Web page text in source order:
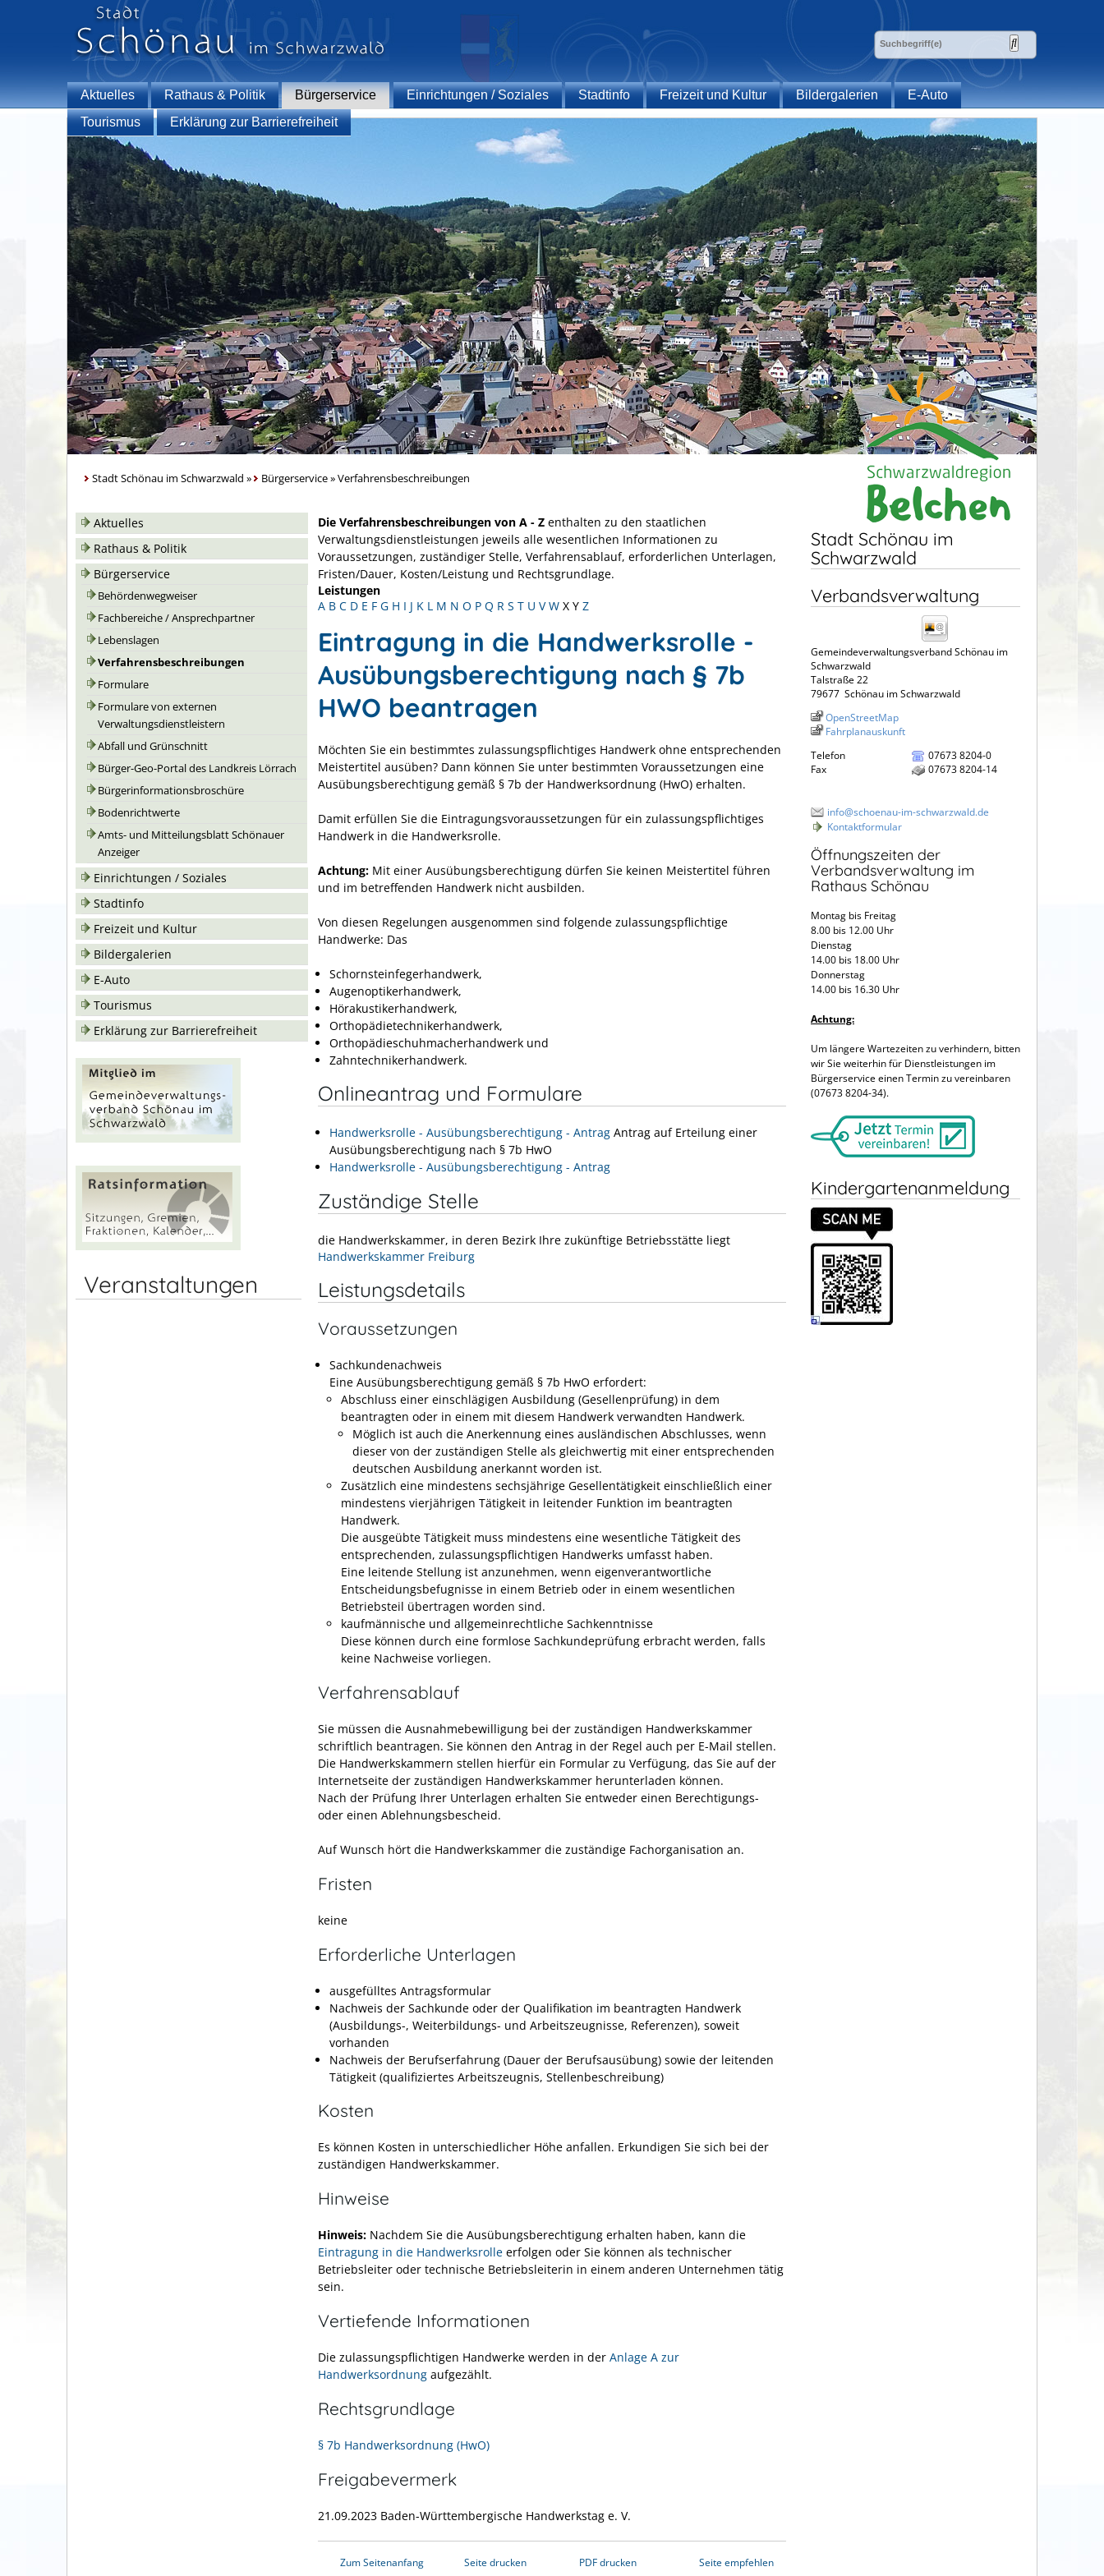
Aktuelles Rathaus & Politik Bürgerservice Einrichtungen / Soziales Stadtinfo Freizeit und Kultur Bildergalerien
E-Auto
Tourismus
Erklärung zur Barrierefreiheit
Stadt Schönau im Schwarzwald » Bürgerservice»Verfahrensbeschreibungen
Aktuelles
Rathaus & Politik
Bürgerservice
Behördenwegweiser
Fachbereiche / Ansprechpartner
Lebenslagen
Verfahrensbeschreibungen
Formulare
Formulare von externen
Verwaltungsdienstleistern
Abfall und Grünschnitt
Bürger-Geo-Portal des Landkreis Lörrach
Bürgerinformationsbroschüre
Bodenrichtwerte
Amts- und Mitteilungsblatt Schönauer
Anzeiger
Einrichtungen / Soziales
Stadtinfo
Freizeit und Kultur
Bildergalerien
E-Auto
Tourismus
Erklärung zur Barrierefreiheit
Veranstaltungen
Die Verfahrensbeschreibungen von A - Z enthalten zu den staatlichen
Verwaltungsdienstleistungen jeweils alle wesentlichen Informationen zu
Voraussetzungen, zuständiger Stelle, Verfahrensablauf, erforderlichen Unterlagen,
Fristen/Dauer, Kosten/Leistung und Rechtsgrundlage.
Leistungen
A B C D E F G H I J K L M N O P Q R S T U V W X Y Z
Eintragung in die Handwerksrolle -
Ausübungsberechtigung nach § 7b
HWO beantragen
Möchten Sie ein bestimmtes zulassungspflichtiges Handwerk ohne entsprechenden
Meistertitel ausüben? Dann können Sie unter bestimmten Voraussetzungen eine
Ausübungsberechtigung gemäß § 7b der Handwerksordnung (HwO) erhalten.
Damit erfüllen Sie die Eintragungsvoraussetzungen für ein zulassungspflichtiges
Handwerk in die Handwerksrolle.
Achtung: Mit einer Ausübungsberechtigung dürfen Sie keinen Meistertitel führen
und im betreffenden Handwerk nicht ausbilden.
Von diesen Regelungen ausgenommen sind folgende zulassungspflichtige
Handwerke: Das
Schornsteinfegerhandwerk,
Augenoptikerhandwerk,
Hörakustikerhandwerk,
Orthopädietechnikerhandwerk,
Orthopädieschuhmacherhandwerk und
Zahntechnikerhandwerk.
Onlineantrag und Formulare
Handwerksrolle - Ausübungsberechtigung - Antrag Antrag auf Erteilung einer
Ausübungsberechtigung nach § 7b HwO
Handwerksrolle - Ausübungsberechtigung - Antrag
Zuständige Stelle
die Handwerkskammer, in deren Bezirk Ihre zukünftige Betriebsstätte liegt
Handwerkskammer Freiburg
Leistungsdetails
Voraussetzungen
Sachkundenachweis
Eine Ausübungsberechtigung gemäß § 7b HwO erfordert:
Abschluss einer einschlägigen Ausbildung (Gesellenprüfung) in dem
beantragten oder in einem mit diesem Handwerk verwandten Handwerk.
Möglich ist auch die Anerkennung eines ausländischen Abschlusses, wenn
dieser von der zuständigen Stelle als gleichwertig mit einer entsprechenden
deutschen Ausbildung anerkannt worden ist.
Zusätzlich eine mindestens sechsjährige Gesellentätigkeit einschließlich einer
mindestens vierjährigen Tätigkeit in leitender Funktion im beantragten
Handwerk.
Die ausgeübte Tätigkeit muss mindestens eine wesentliche Tätigkeit des
entsprechenden, zulassungspflichtigen Handwerks umfasst haben.
Eine leitende Stellung ist anzunehmen, wenn eigenverantwortliche
Entscheidungsbefugnisse in einem Betrieb oder in einem wesentlichen
Betriebsteil übertragen worden sind.
kaufmännische und allgemeinrechtliche Sachkenntnisse
Diese können durch eine formlose Sachkundeprüfung erbracht werden, falls
keine Nachweise vorliegen.
Verfahrensablauf
Sie müssen die Ausnahmebewilligung bei der zuständigen Handwerkskammer
schriftlich beantragen. Sie können den Antrag in der Regel auch per E-Mail stellen.
Die Handwerkskammern stellen hierfür ein Formular zu Verfügung, das Sie auf der
Internetseite der zuständigen Handwerkskammer herunterladen können.
Nach der Prüfung Ihrer Unterlagen erhalten Sie entweder einen Berechtigungs-
oder einen Ablehnungsbescheid.
Auf Wunsch hört die Handwerkskammer die zuständige Fachorganisation an.
Fristen
keine
Erforderliche Unterlagen
ausgefülltes Antragsformular
Nachweis der Sachkunde oder der Qualifikation im beantragten Handwerk
(Ausbildungs-, Weiterbildungs- und Arbeitszeugnisse, Referenzen), soweit
vorhanden
Nachweis der Berufserfahrung (Dauer der Berufsausübung) sowie der leitenden
Tätigkeit (qualifiziertes Arbeitszeugnis, Stellenbeschreibung)
Kosten
Es können Kosten in unterschiedlicher Höhe anfallen. Erkundigen Sie sich bei der
zuständigen Handwerkskammer.
Hinweise
Hinweis: Nachdem Sie die Ausübungsberechtigung erhalten haben, kann die
Eintragung in die Handwerksrolle erfolgen oder Sie können als technischer
Betriebsleiter oder technische Betriebsleiterin in einem anderen Unternehmen tätig
sein.
Vertiefende Informationen
Die zulassungspflichtigen Handwerke werden in der Anlage A zur
Handwerksordnung aufgezählt.
Rechtsgrundlage
§ 7b Handwerksordnung (HwO)
Freigabevermerk
21.09.2023 Baden-Württembergische Handwerkstag e. V.
Zum Seitenanfang Seite drucken PDF drucken Seite empfehlen
Stadt Schönau im
Schwarzwald
Verbandsverwaltung
Gemeindeverwaltungsverband Schönau im
Schwarzwald
Talstraße 22
79677 Schönau im Schwarzwald
OpenStreetMap
Fahrplanauskunft
Telefon
07673 8204-0
Fax
07673 8204-14
info@schoenau-im-schwarzwald.de
Kontaktformular
Öffnungszeiten der
Verbandsverwaltung im
Rathaus Schönau
Montag bis Freitag
8.00 bis 12.00 Uhr
Dienstag
14.00 bis 18.00 Uhr
Donnerstag
14.00 bis 16.30 Uhr
Achtung:
Um längere Wartezeiten zu verhindern, bitten
wir Sie weiterhin für Dienstleistungen im
Bürgerservice einen Termin zu vereinbaren
(07673 8204-34).
Kindergartenanmeldung